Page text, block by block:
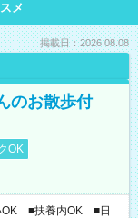
メ
掲載日：2026.08.08
のお散歩付
OK
OK ■扶養内OK ■日